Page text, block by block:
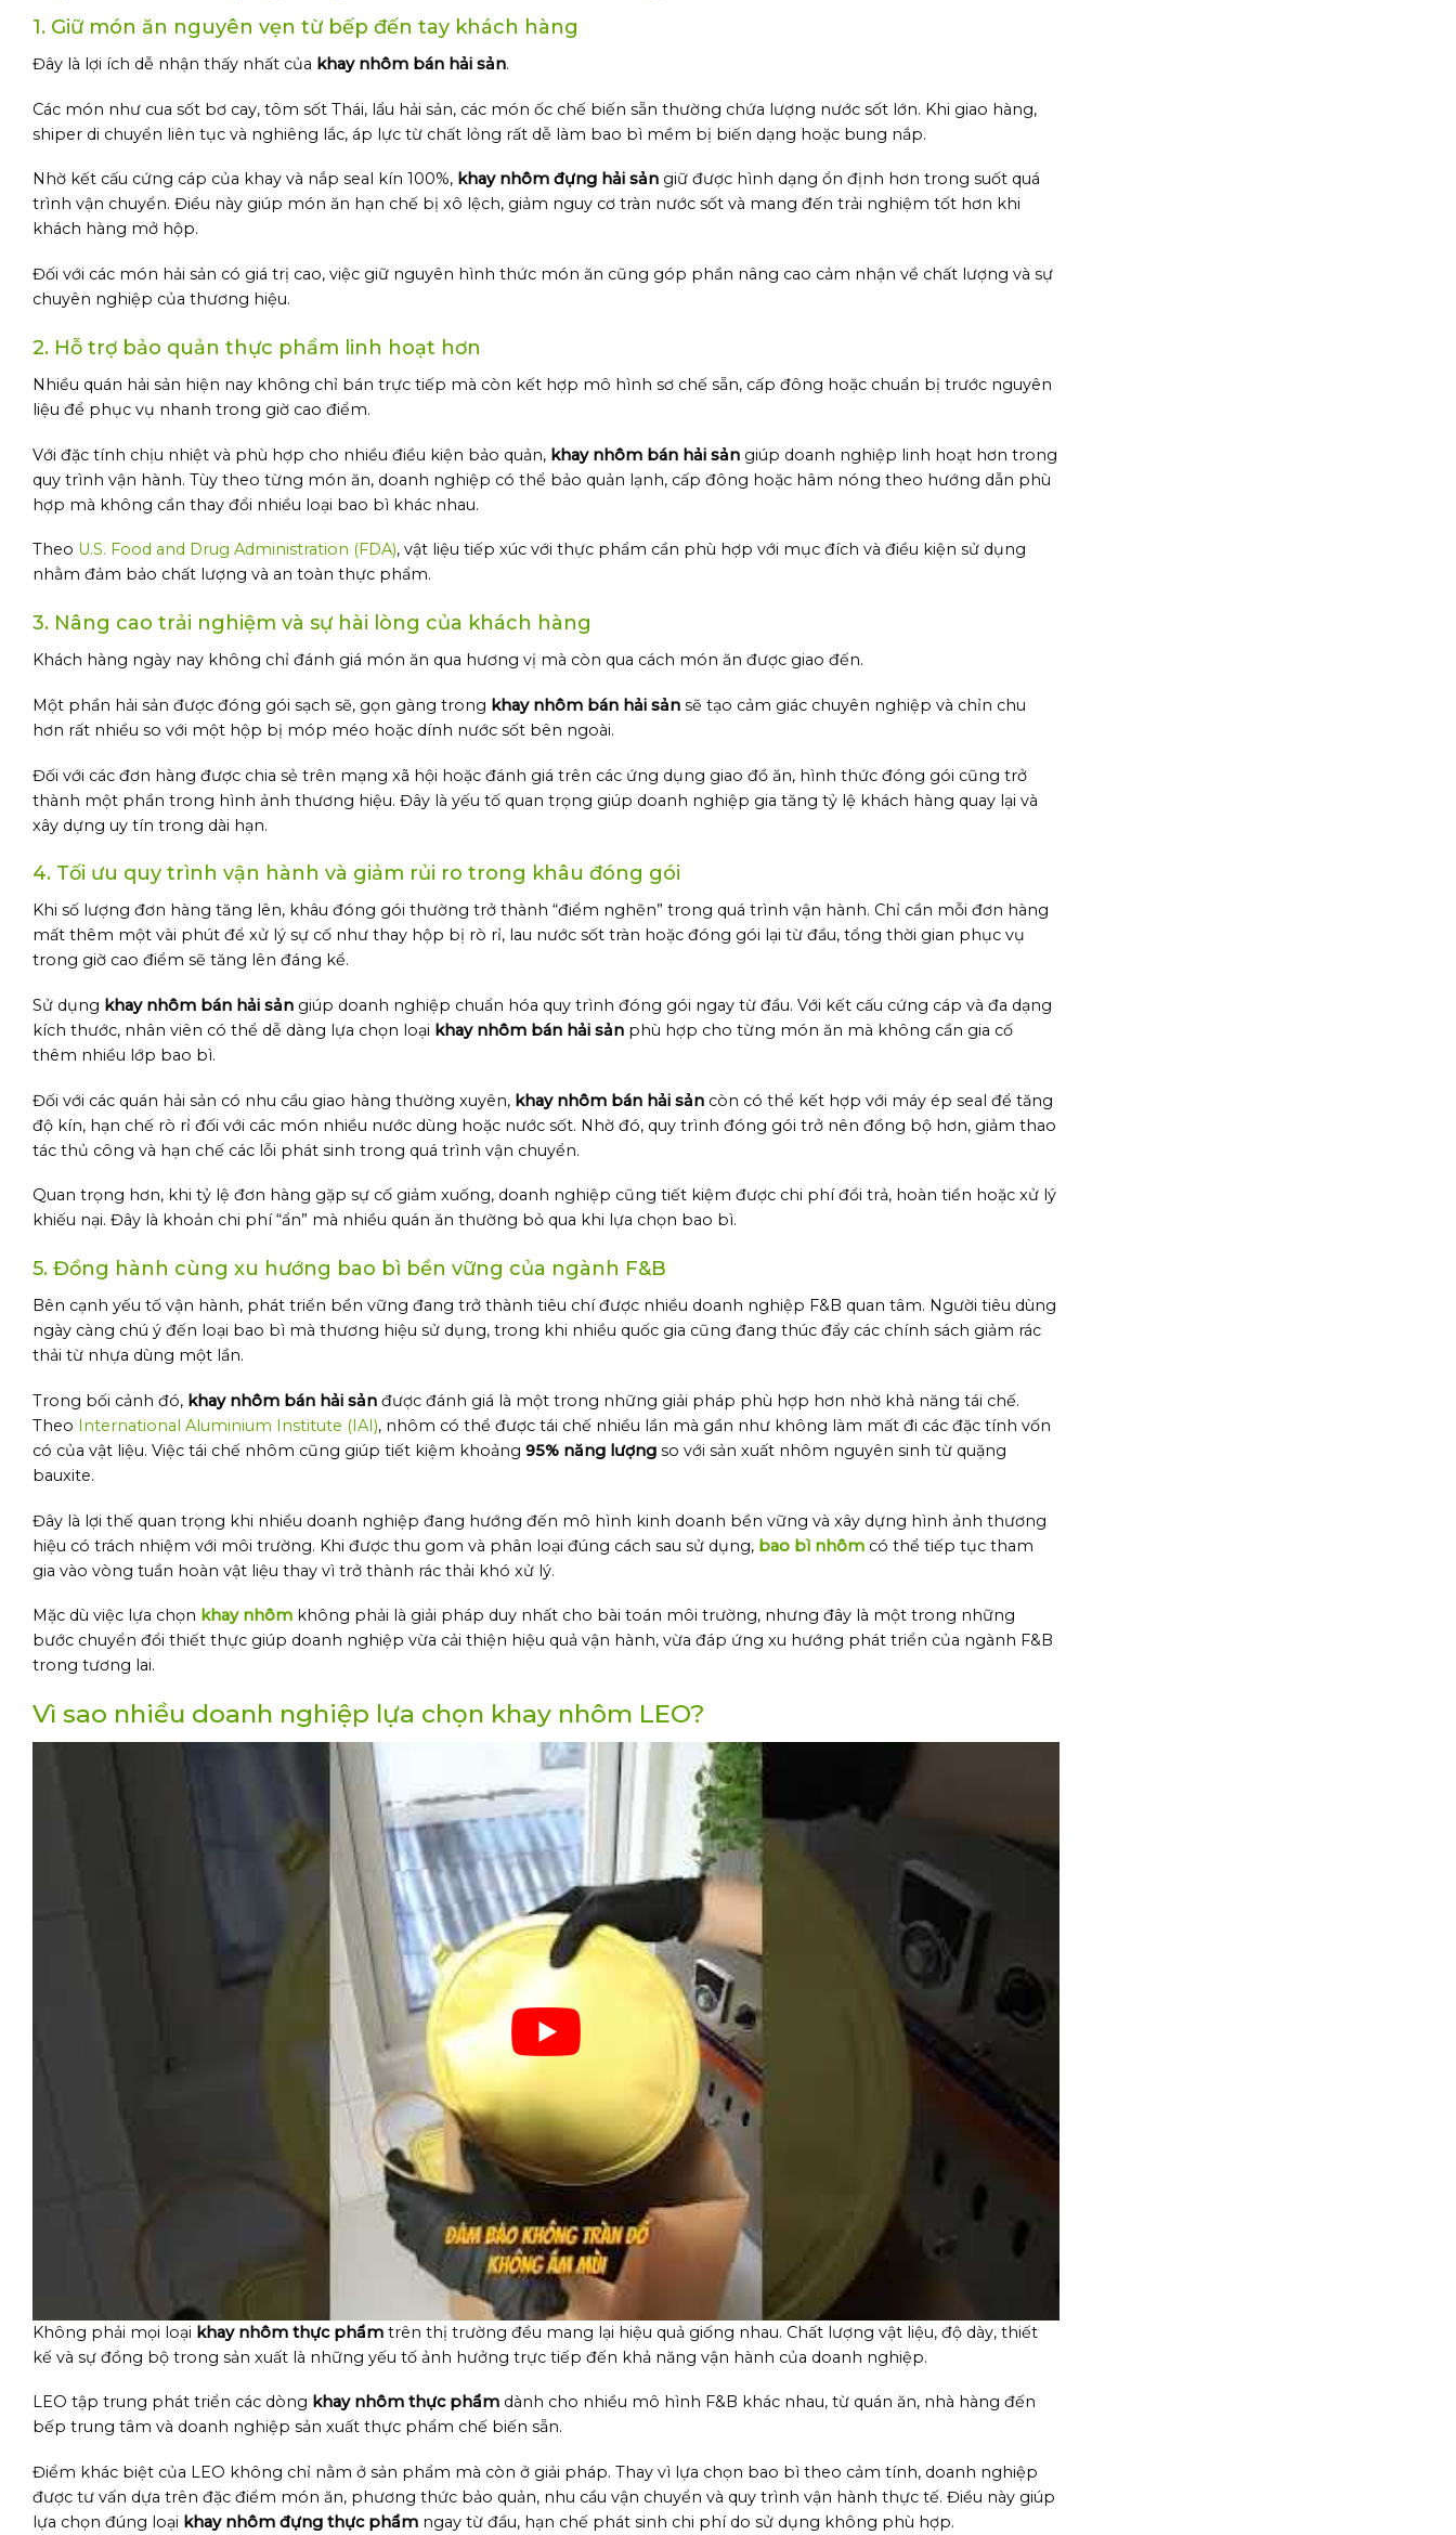
1. Giữ món ăn nguyên vẹn từ bếp đến tay khách hàng
Đây là lợi ích dễ nhận thấy nhất của khay nhôm bán hải sản.
Các món như cua sốt bơ cay, tôm sốt Thái, lẩu hải sản, các món ốc chế biến sẵn thường chứa lượng nước sốt lớn. Khi giao hàng,
shiper di chuyển liên tục và nghiêng lắc, áp lực từ chất lỏng rất dễ làm bao bì mềm bị biến dạng hoặc bung nắp.
Nhờ kết cấu cứng cáp của khay và nắp seal kín 100%, khay nhôm đựng hải sản giữ được hình dạng ổn định hơn trong suốt quá
trình vận chuyển. Điều này giúp món ăn hạn chế bị xô lệch, giảm nguy cơ tràn nước sốt và mang đến trải nghiệm tốt hơn khi
khách hàng mở hộp.
Đối với các món hải sản có giá trị cao, việc giữ nguyên hình thức món ăn cũng góp phần nâng cao cảm nhận về chất lượng và sự
chuyên nghiệp của thương hiệu.
2. Hỗ trợ bảo quản thực phẩm linh hoạt hơn
Nhiều quán hải sản hiện nay không chỉ bán trực tiếp mà còn kết hợp mô hình sơ chế sẵn, cấp đông hoặc chuẩn bị trước nguyên
liệu để phục vụ nhanh trong giờ cao điểm.
Với đặc tính chịu nhiệt và phù hợp cho nhiều điều kiện bảo quản, khay nhôm bán hải sản giúp doanh nghiệp linh hoạt hơn trong
quy trình vận hành. Tùy theo từng món ăn, doanh nghiệp có thể bảo quản lạnh, cấp đông hoặc hâm nóng theo hướng dẫn phù
hợp mà không cần thay đổi nhiều loại bao bì khác nhau.
Theo U.S. Food and Drug Administration (FDA), vật liệu tiếp xúc với thực phẩm cần phù hợp với mục đích và điều kiện sử dụng
nhằm đảm bảo chất lượng và an toàn thực phẩm.
3. Nâng cao trải nghiệm và sự hài lòng của khách hàng
Khách hàng ngày nay không chỉ đánh giá món ăn qua hương vị mà còn qua cách món ăn được giao đến.
Một phần hải sản được đóng gói sạch sẽ, gọn gàng trong khay nhôm bán hải sản sẽ tạo cảm giác chuyên nghiệp và chỉn chu
hơn rất nhiều so với một hộp bị móp méo hoặc dính nước sốt bên ngoài.
Đối với các đơn hàng được chia sẻ trên mạng xã hội hoặc đánh giá trên các ứng dụng giao đồ ăn, hình thức đóng gói cũng trở
thành một phần trong hình ảnh thương hiệu. Đây là yếu tố quan trọng giúp doanh nghiệp gia tăng tỷ lệ khách hàng quay lại và
xây dựng uy tín trong dài hạn.
4. Tối ưu quy trình vận hành và giảm rủi ro trong khâu đóng gói
Khi số lượng đơn hàng tăng lên, khâu đóng gói thường trở thành “điểm nghẽn” trong quá trình vận hành. Chỉ cần mỗi đơn hàng
mất thêm một vài phút để xử lý sự cố như thay hộp bị rò rỉ, lau nước sốt tràn hoặc đóng gói lại từ đầu, tổng thời gian phục vụ
trong giờ cao điểm sẽ tăng lên đáng kể.
Sử dụng khay nhôm bán hải sản giúp doanh nghiệp chuẩn hóa quy trình đóng gói ngay từ đầu. Với kết cấu cứng cáp và đa dạng
kích thước, nhân viên có thể dễ dàng lựa chọn loại khay nhôm bán hải sản phù hợp cho từng món ăn mà không cần gia cố
thêm nhiều lớp bao bì.
Đối với các quán hải sản có nhu cầu giao hàng thường xuyên, khay nhôm bán hải sản còn có thể kết hợp với máy ép seal để tăng
độ kín, hạn chế rò rỉ đối với các món nhiều nước dùng hoặc nước sốt. Nhờ đó, quy trình đóng gói trở nên đồng bộ hơn, giảm thao
tác thủ công và hạn chế các lỗi phát sinh trong quá trình vận chuyển.
Quan trọng hơn, khi tỷ lệ đơn hàng gặp sự cố giảm xuống, doanh nghiệp cũng tiết kiệm được chi phí đổi trả, hoàn tiền hoặc xử lý
khiếu nại. Đây là khoản chi phí “ẩn” mà nhiều quán ăn thường bỏ qua khi lựa chọn bao bì.
5. Đồng hành cùng xu hướng bao bì bền vững của ngành F&B
Bên cạnh yếu tố vận hành, phát triển bền vững đang trở thành tiêu chí được nhiều doanh nghiệp F&B quan tâm. Người tiêu dùng
ngày càng chú ý đến loại bao bì mà thương hiệu sử dụng, trong khi nhiều quốc gia cũng đang thúc đẩy các chính sách giảm rác
thải từ nhựa dùng một lần.
Trong bối cảnh đó, khay nhôm bán hải sản được đánh giá là một trong những giải pháp phù hợp hơn nhờ khả năng tái chế.
Theo International Aluminium Institute (IAI), nhôm có thể được tái chế nhiều lần mà gần như không làm mất đi các đặc tính vốn
có của vật liệu. Việc tái chế nhôm cũng giúp tiết kiệm khoảng 95% năng lượng so với sản xuất nhôm nguyên sinh từ quặng
bauxite.
Đây là lợi thế quan trọng khi nhiều doanh nghiệp đang hướng đến mô hình kinh doanh bền vững và xây dựng hình ảnh thương
hiệu có trách nhiệm với môi trường. Khi được thu gom và phân loại đúng cách sau sử dụng, bao bì nhôm có thể tiếp tục tham
gia vào vòng tuần hoàn vật liệu thay vì trở thành rác thải khó xử lý.
Mặc dù việc lựa chọn khay nhôm không phải là giải pháp duy nhất cho bài toán môi trường, nhưng đây là một trong những
bước chuyển đổi thiết thực giúp doanh nghiệp vừa cải thiện hiệu quả vận hành, vừa đáp ứng xu hướng phát triển của ngành F&B
trong tương lai.
Vì sao nhiều doanh nghiệp lựa chọn khay nhôm LEO?
Không phải mọi loại khay nhôm thực phẩm trên thị trường đều mang lại hiệu quả giống nhau. Chất lượng vật liệu, độ dày, thiết
kế và sự đồng bộ trong sản xuất là những yếu tố ảnh hưởng trực tiếp đến khả năng vận hành của doanh nghiệp.
LEO tập trung phát triển các dòng khay nhôm thực phẩm dành cho nhiều mô hình F&B khác nhau, từ quán ăn, nhà hàng đến
bếp trung tâm và doanh nghiệp sản xuất thực phẩm chế biến sẵn.
Điểm khác biệt của LEO không chỉ nằm ở sản phẩm mà còn ở giải pháp. Thay vì lựa chọn bao bì theo cảm tính, doanh nghiệp
được tư vấn dựa trên đặc điểm món ăn, phương thức bảo quản, nhu cầu vận chuyển và quy trình vận hành thực tế. Điều này giúp
lựa chọn đúng loại khay nhôm đựng thực phẩm ngay từ đầu, hạn chế phát sinh chi phí do sử dụng không phù hợp.